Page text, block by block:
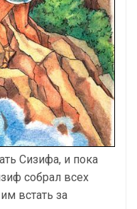
Сизифа, и пока
собрал всех
встать за